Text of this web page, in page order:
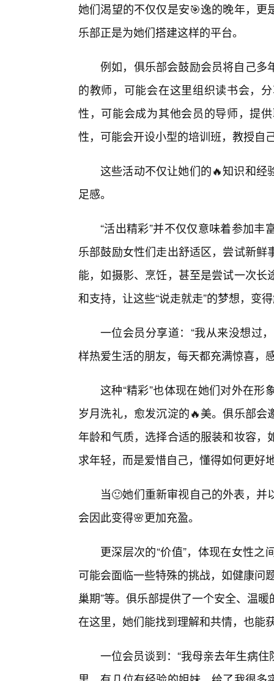
她们渴望的不仅仅是安🎯逸的晚年，
乐部正是为她们搭建这样的平台。
例如，俱乐部会鼓励会员将自己多
的教师，可能会在这里组织读书会，
性，可能会成为其他会员的导师，提
性，可能会开设小型的培训班，教授自
这些活动不仅让她们的🔥知识和经
足感。
“活出精彩”并不仅仅意味着参加
乐部鼓励女性们走出舒适区，尝试新
能，如摄影、烹饪，甚至是尝试一次
和支持，让这些“说走就走”的梦想，变
一位会员分享道：“我从来没想过
样热爱生活的朋友，每天都充满惊喜，
这种“精彩”也体现在她们对外在
岁月洗礼，愈发沉淀的🔥美。俱乐部
年龄和气质，选择合适的服装和妆容
求年轻，而是爱惜自己，懂得如何更好
当🙂她们重新审视自己的外表，
会因此变得🌸更加充盈。
更深层次的“价值”，体现在女性
可能会面临一些特殊的挑战，如健康问
巢期”等。俱乐部提供了一个安全、温
在这里，她们能找到理解和共情，也能
一位会员谈到：“我母亲去年生病